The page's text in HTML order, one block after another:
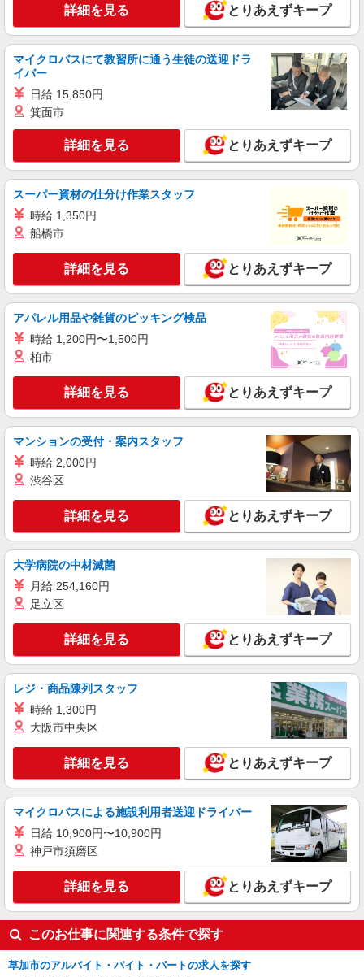
パート
加藤石油株式会社 エネオス 草加バイパス給油所
ガソリンスタンドスタッフ
時給1,200円〜 高校生時給1,150円〜
エネオス 草加バイパス給油所 埼玉県草加市
キープ 詳細を見る
詳細を見る とりあえずキープ
マイクロバスにて教習所に通う生徒の送迎ドラ
イバー
日給 15,850円
箕面市
詳細を見る とりあえずキープ
スーパー資材の仕分け作業スタッフ
時給 1,350円
船橋市
詳細を見る とりあえずキープ
アパレル用品や雑貨のピッキング検品
時給 1,200円〜1,500円
柏市
詳細を見る とりあえずキープ
マンションの受付・案内スタッフ
時給 2,000円
渋谷区
詳細を見る とりあえずキープ
大学病院の中材滅菌
月給 254,160円
足立区
詳細を見る とりあえずキープ
レジ・商品陳列スタッフ
時給 1,300円
大阪市中央区
詳細を見る とりあえずキープ
マイクロバスによる施設利用者送迎ドライバー
日給 10,900円〜10,900円
神戸市須磨区
詳細を見る とりあえずキープ
このお仕事に関連する条件で探す
草加市のアルバイト・バイト・パートの求人を探す